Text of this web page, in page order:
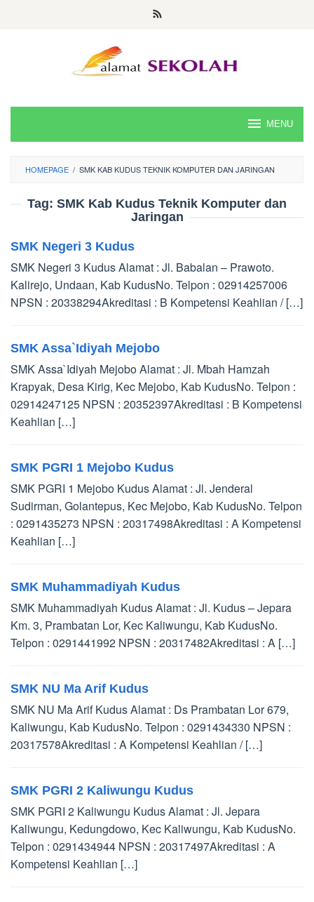
MENU
HOMEPAGE / SMK KAB KUDUS TEKNIK KOMPUTER DAN JARINGAN
Tag: SMK Kab Kudus Teknik Komputer dan
Jaringan
SMK Negeri 3 Kudus
SMK Negeri 3 Kudus Alamat : Jl. Babalan – Prawoto.
Kalirejo, Undaan, Kab KudusNo. Telpon : 02914257006
NPSN : 20338294Akreditasi : B Kompetensi Keahlian / […]
SMK Assa`Idiyah Mejobo
SMK Assa`Idiyah Mejobo Alamat : Jl. Mbah Hamzah
Krapyak, Desa Kirig, Kec Mejobo, Kab KudusNo. Telpon :
02914247125 NPSN : 20352397Akreditasi : B Kompetensi
Keahlian […]
SMK PGRI 1 Mejobo Kudus
SMK PGRI 1 Mejobo Kudus Alamat : Jl. Jenderal
Sudirman, Golantepus, Kec Mejobo, Kab KudusNo. Telpon
: 0291435273 NPSN : 20317498Akreditasi : A Kompetensi
Keahlian […]
SMK Muhammadiyah Kudus
SMK Muhammadiyah Kudus Alamat : Jl. Kudus – Jepara
Km. 3, Prambatan Lor, Kec Kaliwungu, Kab KudusNo.
Telpon : 0291441992 NPSN : 20317482Akreditasi : A […]
SMK NU Ma Arif Kudus
SMK NU Ma Arif Kudus Alamat : Ds Prambatan Lor 679,
Kaliwungu, Kab KudusNo. Telpon : 0291434330 NPSN :
20317578Akreditasi : A Kompetensi Keahlian / […]
SMK PGRI 2 Kaliwungu Kudus
SMK PGRI 2 Kaliwungu Kudus Alamat : Jl. Jepara
Kaliwungu, Kedungdowo, Kec Kaliwungu, Kab KudusNo.
Telpon : 0291434944 NPSN : 20317497Akreditasi : A
Kompetensi Keahlian […]